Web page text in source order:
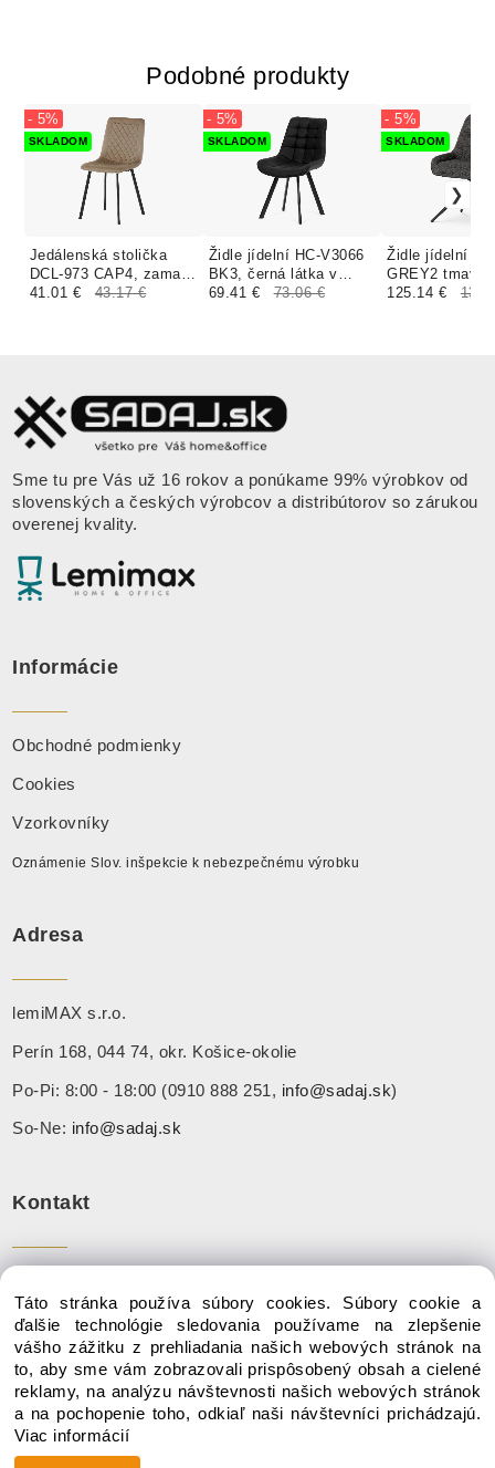
Podobné produkty
Jedálenská stolička
DCL-973 CAP4, zamat
cappuccino, čierny
SKLADOM
- 5%
41.01 € 43.17 €
Židle jídelní HC-V3066
BK3, černá látka v
dekoru broušené kůže,
SKLADOM
- 5%
69.41 € 73.06 €
Židle jídelní
GREY2 tmavě
látka, černé
SKLADOM
- 5%
125.14 €
Sme tu pre Vás už 16 rokov a ponúkame 99% výrobkov od
slovenských a českých výrobcov a distribútorov so zárukou
overenej kvality.
Informácie
Obchodné podmienky
Cookies
Vzorkovníky
Oznámenie Slov. inšpekcie k nebezpečnému výrobku
Adresa
lemiMAX s.r.o.
Perín 168, 044 74, okr. Košice-okolie
Po-Pi: 8:00 - 18:00 (0910 888 251, info@sadaj.sk)
So-Ne: info@sadaj.sk
Kontakt
Mail:info@sadaj.sk
Copyright © 2020 SADAJ.SK, Všetky práva vyhradené
Táto stránka používa súbory cookies. Súbory cookie a
ďalšie technológie sledovania používame na zlepšenie
vášho zážitku z prehliadania našich webových stránok na
to, aby sme vám zobrazovali prispôsobený obsah a cielené
reklamy, na analýzu návštevnosti našich webových stránok
a na pochopenie toho, odkiaľ naši návštevníci prichádzajú.
Viac informácií